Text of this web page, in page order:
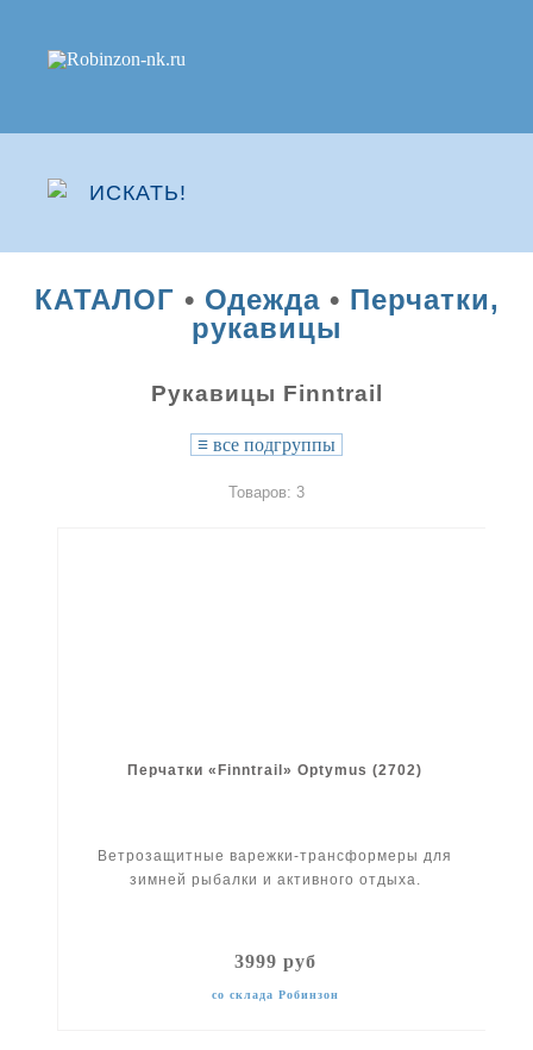
КАТАЛОГ • Одежда• Перчатки,
рукавицы
Рукавицы Finntrail
≡ все подгруппы
Товаров: 3
Перчатки «Finntrail» Optymus (2702)
Ветрозащитные варежки-трансформеры для
зимней рыбалки и активного отдыха.
3999 руб
со склада Робинзон